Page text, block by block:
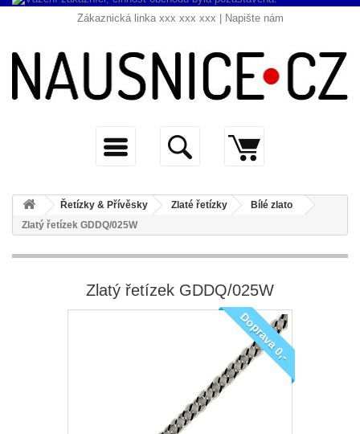
Zákaznická linka xxx xxx xxx | Napište nám
Řetízky & Přívěsky Zlaté řetízky
Bílé zlato
Zlatý řetízek GDDQ/025W
Zlatý řetízek GDDQ/025W
Doprava 0,-